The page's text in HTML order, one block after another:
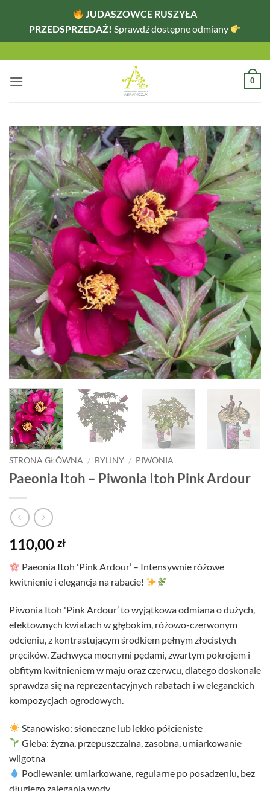
JUDASZOWCE RUSZYŁA
PRZEDSPRZEDAŻ! Sprawdź dostępne odmiany
zawartości
0
STRONA GŁÓWNA / BYLINY / PIWONIA
Paeonia Itoh – Piwonia Itoh Pink Ardour
110,00 zł
Paeonia Itoh 'Pink Ardour’ – Intensywnie różowe
kwitnienie i elegancja na rabacie!
Piwonia Itoh 'Pink Ardour’ to wyjątkowa odmiana o dużych,
efektownych kwiatach w głębokim, różowo-czerwonym
odcieniu, z kontrastującym środkiem pełnym złocistych
pręcików. Zachwyca mocnymi pędami, zwartym pokrojem i
obfitym kwitnieniem w maju oraz czerwcu, dlatego doskonale
sprawdza się na reprezentacyjnych rabatach i w eleganckich
kompozycjach ogrodowych.
Stanowisko: słoneczne lub lekko półcieniste
Gleba: żyzna, przepuszczalna, zasobna, umiarkowanie
wilgotna
Podlewanie: umiarkowane, regularne po posadzeniu, bez
długiego zalegania wody